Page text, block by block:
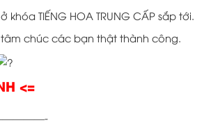
TIẾNG HOA TRUNG CẤP sắp tới.
tâm chúc các bạn thật thành công.
<=